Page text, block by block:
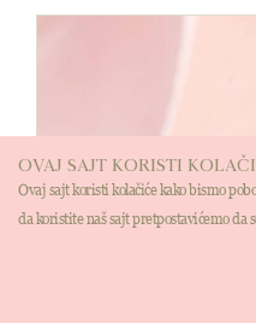
OVAJ SAJT KORISTI
Ovaj sajt koristi kolačiće kako bismo
da koristite naš sajt pretpostavićemo da